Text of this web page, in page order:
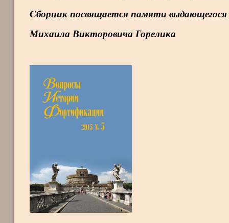
Сборник посвящается памяти выдающегося
Михаила Викторовича Горелика